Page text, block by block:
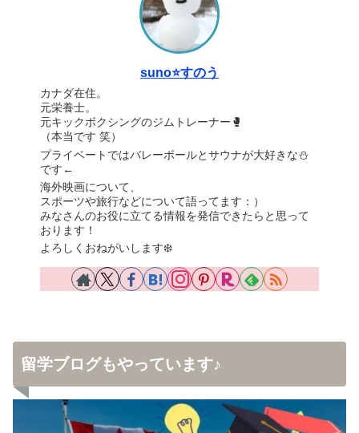
suno⭐️すのう
カナダ在住。
元栄養士。
元キックボクシングのジムトレーナー🥊
（本当です 笑）
プライベートではバレーボールとサウナが大好きな⛄️
です←
海外映画について、
スポーツや旅行などについて語ってます：）
みなさんのお役に立てる情報を発信できたらと思って
おります！
よろしくおねがいします❄️
留学ブログもやっています♪